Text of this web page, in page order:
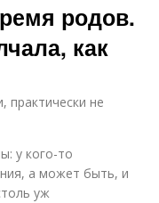
родов.
как
практически не
у кого-то
а может быть, и
уж